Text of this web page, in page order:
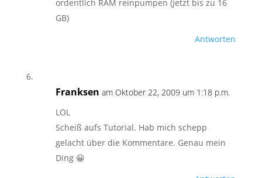
ordentlich RAM reinpumpen (jetzt bis zu 16
GB)
Antworten
Franksen am Oktober 22, 2009 um 1:18 p.m.
LOL
Scheiß aufs Tutorial. Hab mich schepp
gelacht über die Kommentare. Genau mein
Ding 😀